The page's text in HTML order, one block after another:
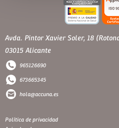
Avda. Pintor Xavier Soler, 18
03015 Alicante
965126690
673665345
hola@accuna.es
Política de privacidad